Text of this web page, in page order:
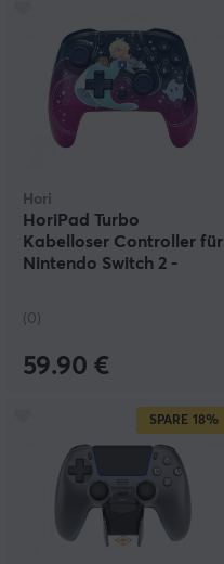
Hori
HoriPad Turbo
Kabelloser Controller für
Nintendo Switch 2 -
(0)
59.90 €
SPARE 18%